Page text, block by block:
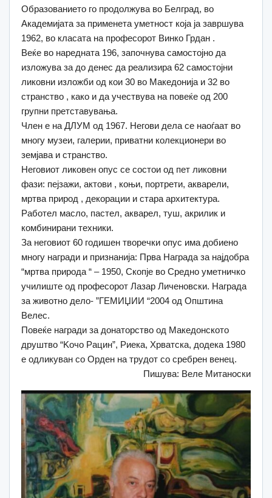
Образованието го продолжува во Белград, во
Академијата за применета уметност која ја завршува
1962, во класата на професорот Винко Грдан .
Веќе во наредната 196, започнува самостојно да
изложува за до денес да реализира 62 самостојни
ликовни изложби од кои 30 во Македонија и 32 во
странство , како и да учествува на повеќе од 200
групни претставувања.
Член е на ДЛУМ од 1967. Негови дела се наоѓаат во
многу музеи, галерии, приватни колекционери во
земјава и странство.
Неговиот ликовен опус се состои од пет ликовни
фази: пејзажи, актови , коњи, портрети, акварели,
мртва природ , декорации и стара архитектура.
Работел масло, пастел, акварел, туш, акрилик и
комбинирани техники.
За неговиот 60 годишен творечки опус има добиено
многу награди и признанија: Прва Награда за најдобра
“мртва природа “ – 1950, Скопје во Средно уметничко
училиште од професорот Лазар Личеновски. Награда
за животно дело- ”ГЕМИЏИИ “2004 од Општинa
Велес.
Повеќе награди за донаторство од Македонското
друштво “Koчо Рацин”, Риека, Хрватска, додека 1980
e одликуван со Орден на трудот со сребрен венец.
Пишува: Веле Митаноски